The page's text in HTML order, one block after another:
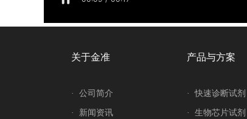
关于金准
· 公司简介
· 新闻资讯
产品与方案
· 快速诊断试剂
· 生物芯片试剂